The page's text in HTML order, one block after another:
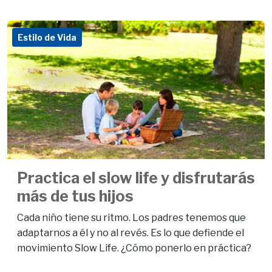
Estilo de Vida
Practica el slow life y disfrutarás
más de tus hijos
Cada niño tiene su ritmo. Los padres tenemos que
adaptarnos a él y no al revés. Es lo que defiende el
movimiento Slow Life. ¿Cómo ponerlo en práctica?